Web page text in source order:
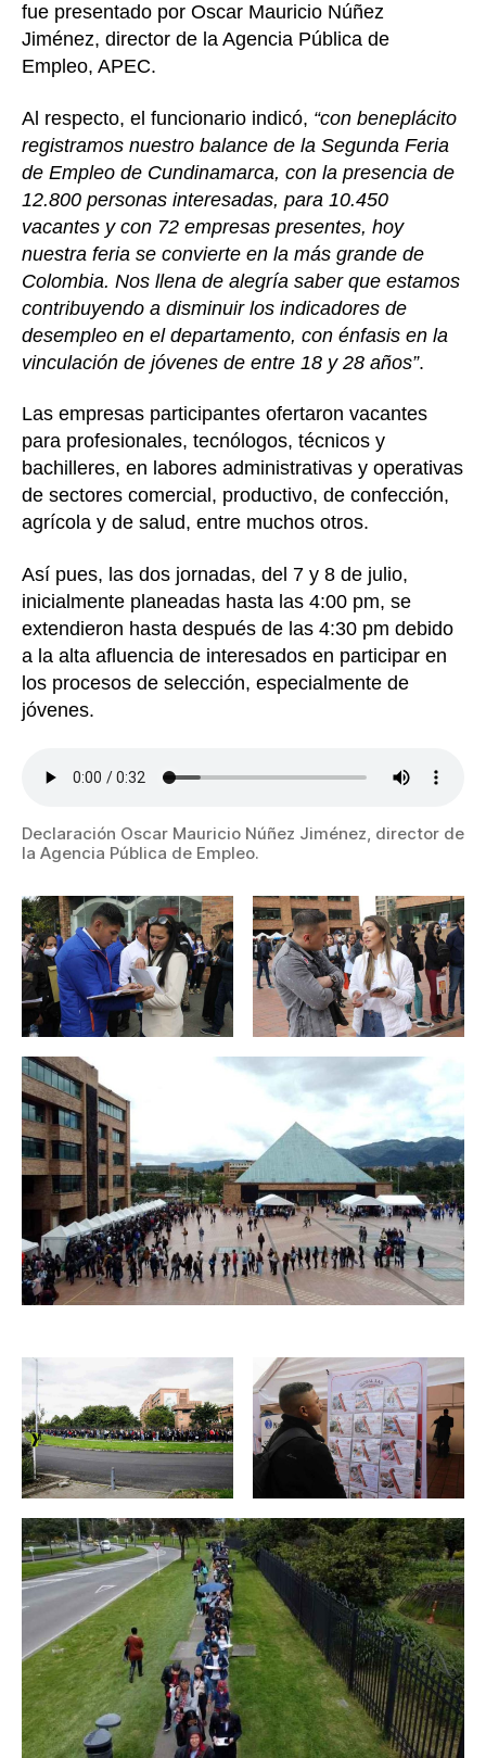
fue presentado por Oscar Mauricio Núñez
Jiménez, director de la Agencia Pública de
Empleo, APEC.
Al respecto, el funcionario indicó, “con beneplácito
registramos nuestro balance de la Segunda Feria
de Empleo de Cundinamarca, con la presencia de
12.800 personas interesadas, para 10.450
vacantes y con 72 empresas presentes, hoy
nuestra feria se convierte en la más grande de
Colombia. Nos llena de alegría saber que estamos
contribuyendo a disminuir los indicadores de
desempleo en el departamento, con énfasis en la
vinculación de jóvenes de entre 18 y 28 años”.
Las empresas participantes ofertaron vacantes
para profesionales, tecnólogos, técnicos y
bachilleres, en labores administrativas y operativas
de sectores comercial, productivo, de confección,
agrícola y de salud, entre muchos otros.
Así pues, las dos jornadas, del 7 y 8 de julio,
inicialmente planeadas hasta las 4:00 pm, se
extendieron hasta después de las 4:30 pm debido
a la alta afluencia de interesados en participar en
los procesos de selección, especialmente de
jóvenes.
Declaración Oscar Mauricio Núñez Jiménez, director de
la Agencia Pública de Empleo.